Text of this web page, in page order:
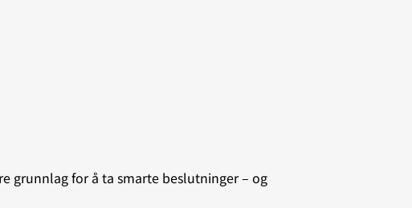
grunnlag for å ta smarte beslutninger – og